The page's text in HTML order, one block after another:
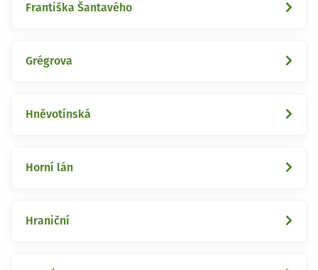
Františka Šantavého
Grégrova
Hněvotínská
Horní lán
Hraniční